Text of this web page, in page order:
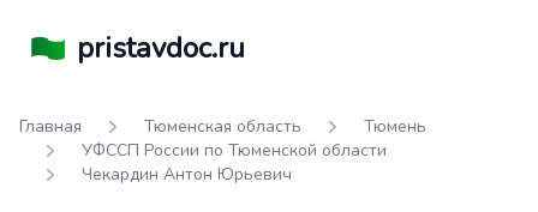
pristavdoc.ru
Главная Тюменская область
Тюмень
УФССП России по Тюменской области
Чекардин Антон Юрьевич